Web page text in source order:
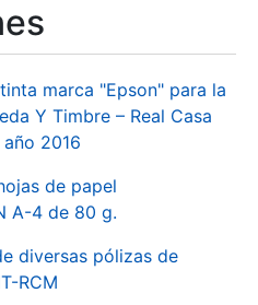
marca "Epson" para la
Y Timbre – Real Casa
2016
de papel
A-4 de 80 g.
diversas pólizas de
RCM